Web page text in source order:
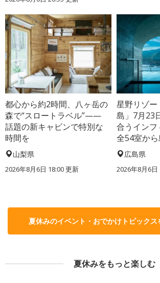
都心から約2時間、八ヶ岳の
森で“スロートラベル”——
話題の新キャビンで特別な
時間を
山梨県
2026年8月6日 18:00更新
星野リゾー
島」7月23
合うインフ
全54室か
広島県
2026年8月6日
夏休みのイベント・おでかけトピックス
夏休みをもっと楽しむ